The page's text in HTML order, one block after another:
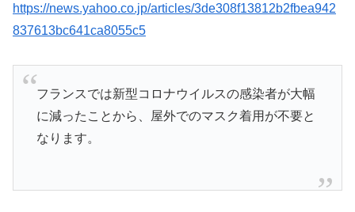
https://news.yahoo.co.jp/articles/3de308f13812b2fbea942
837613bc641ca8055c5
フランスでは新型コロナウイルスの感染者が大幅
に減ったことから、屋外でのマスク着用が不要と
なります。